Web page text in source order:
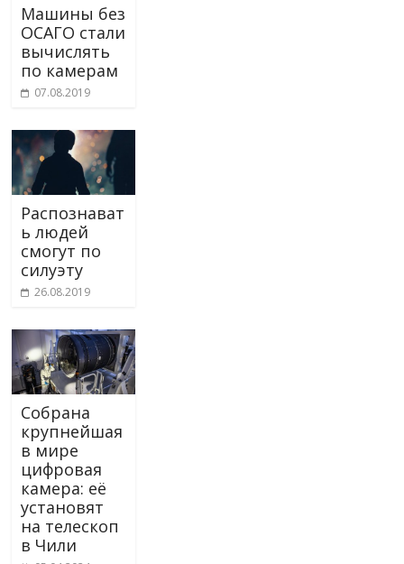
Машины без
ОСАГО стали
вычислять
по камерам
07.08.2019
Распознават
ь людей
смогут по
силуэту
26.08.2019
Собрана
крупнейшая
в мире
цифровая
камера: её
установят
на телескоп
в Чили